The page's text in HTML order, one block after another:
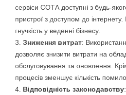
сервіси СОТА доступні з будь-
пристрої з доступом до
гнучкість у веденні бізнесу.
Зниження витрат:
дозволяє знизити витрати на
обслуговування та оновлення.
процесів зменшує кількість
Відповідність законодавству